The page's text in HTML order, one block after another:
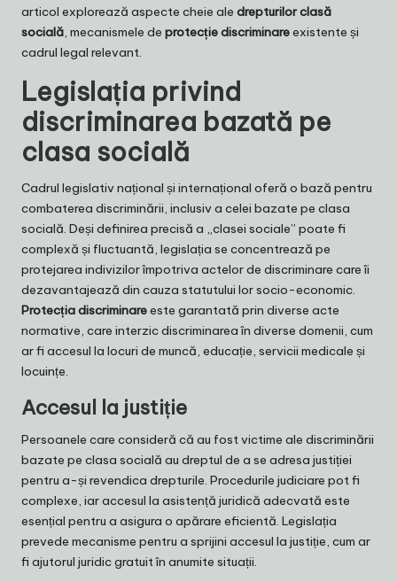
articol explorează aspecte cheie ale drepturilor clasă
socială, mecanismele de protecție discriminareexistente și
cadrul legal relevant.
Legislația privind
discriminarea bazată pe
clasa socială
Cadrul legislativ național și internațional oferă o bază pentru
combaterea discriminării, inclusiv a celei bazate pe clasa
socială. Deși definirea precisă a „clasei sociale” poate fi
complexă și fluctuantă, legislația se concentrează pe
protejarea indivizilor împotriva actelor de discriminare care îi
dezavantajează din cauza statutului lor socio-economic.
Protecția discriminareeste garantată prin diverse acte
normative, care interzic discriminarea în diverse domenii, cum
ar fi accesul la locuri de muncă, educație, servicii medicale și
locuințe.
Accesul la justiție
Persoanele care consideră că au fost victime ale discriminării
bazate pe clasa socială au dreptul de a se adresa justiției
pentru a-și revendica drepturile. Procedurile judiciare pot fi
complexe, iar accesul la asistență juridică adecvată este
esențial pentru a asigura o apărare eficientă. Legislația
prevede mecanisme pentru a sprijini accesul la justiție, cum ar
fi ajutorul juridic gratuit în anumite situații.